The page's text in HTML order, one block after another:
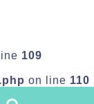
109
on line 110